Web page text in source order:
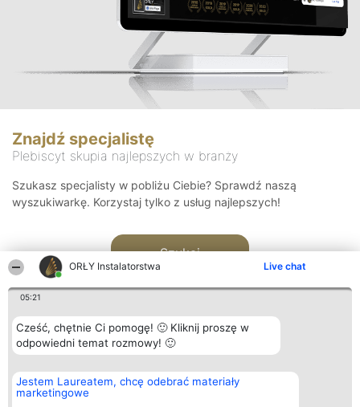
ORŁY Instalatorstwa Live chat
05:21
Cześć, chętnie Ci pomogę! 🙂 Kliknij proszę w
odpowiedni temat rozmowy! 🙂
Jestem Laureatem, chcę odebrać materiały
marketingowe
Znajdź specjalistę
Plebiscyt skupia najlepszych w branży
Szukasz specjalisty w pobliżu Ciebie? Sprawdź naszą
wyszukiwarkę. Korzystaj tylko z usług najlepszych!
Szukaj
Organizator plebiscytu
Bright Side Solutions sp. z o.
o. sp. k.
Plebiscyt
Laureaci
Kontakt
Kontakt